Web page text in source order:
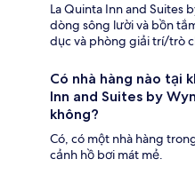
La Quinta Inn and Suites
dòng sông lười và bồn
dục và phòng giải trí/trò
Có nhà hàng nào tại
Inn and Suites by
không?
Có, có một nhà hàng
cảnh hồ bơi mát mẻ.